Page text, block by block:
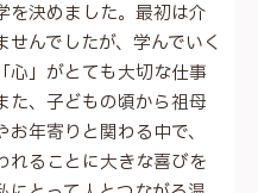
を決めました。最初は介
んでしたが、学んでいく
心」がとても大切な仕事
た、子どもの頃から祖母
年寄りと関わる中で、
れることに大きな喜びを